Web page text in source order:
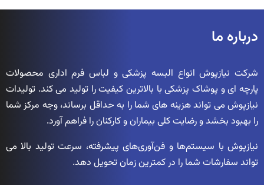
درباره ما
شرکت نیازپوش انواع البسه پزشکی و لباس فرم اداری محصولات
پارچه ای و پوشاک پزشکی با بالاترین کیفیت را تولید می کند. تولیدات
نیازپوش می تواند هزینه های شما را به حداقل برساند، وجه مرکز شما
را بهبود بخشد و رضایت کلی بیماران و کارکنان را فراهم آورد.
نیازپوش با سیستم‌ها و فن‌آوری‌های پیشرفته، سرعت تولید بالا می
تواند سفارشات شما را در کمترین زمان تحویل دهد.